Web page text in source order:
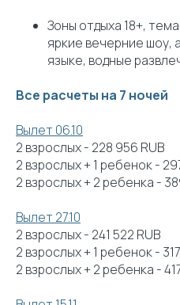
Зоны отдыха 18+,
яркие вечерние шоу,
языке, водные
Все расчеты на 7 ночей
Вылет 06.10
2 взрослых - 228 956 RUB
2 взрослых + 1 ребенок -
2 взрослых + 2 ребенка -
Вылет 27.10
2 взрослых - 241 522 RUB
2 взрослых + 1 ребенок -
2 взрослых + 2 ребенка -